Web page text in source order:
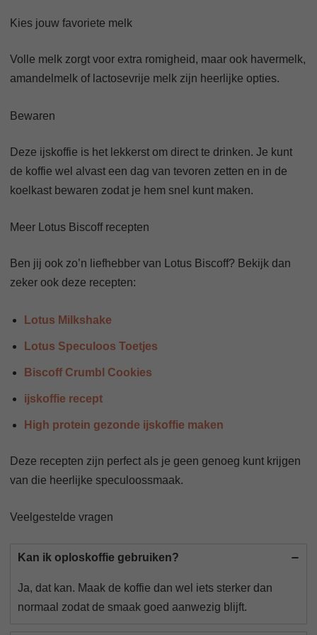
Kies jouw favoriete melk
Volle melk zorgt voor extra romigheid, maar ook havermelk,
amandelmelk of lactosevrije melk zijn heerlijke opties.
Bewaren
Deze ijskoffie is het lekkerst om direct te drinken. Je kunt
de koffie wel alvast een dag van tevoren zetten en in de
koelkast bewaren zodat je hem snel kunt maken.
Meer Lotus Biscoff recepten
Ben jij ook zo’n liefhebber van Lotus Biscoff? Bekijk dan
zeker ook deze recepten:
Lotus Milkshake
Lotus Speculoos Toetjes
Biscoff Crumbl Cookies
ijskoffie recept
High protein gezonde ijskoffie maken
Deze recepten zijn perfect als je geen genoeg kunt krijgen
van die heerlijke speculoossmaak.
Veelgestelde vragen
Kan ik oploskoffie gebruiken?
Ja, dat kan. Maak de koffie dan wel iets sterker dan
normaal zodat de smaak goed aanwezig blijft.